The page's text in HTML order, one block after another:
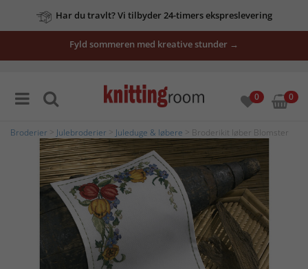
Har du travlt? Vi tilbyder 24-timers ekspreslevering
Fyld sommeren med kreative stunder →
0 0
Broderier Julebroderier Juleduge & løbere > Broderikit løber Blomster